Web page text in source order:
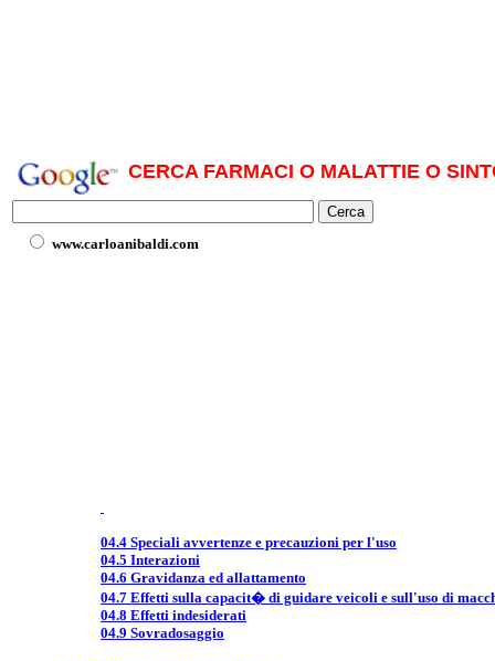
CERCA FARMACI O MALATTIE O
www.carloanibaldi.com
04.4 Speciali avvertenze e precauzioni per l'uso
04.5 Interazioni
04.6 Gravidanza ed allattamento
04.7 Effetti sulla capacit� di guidare veicoli e sull'uso di
04.8 Effetti indesiderati
04.9 Sovradosaggio